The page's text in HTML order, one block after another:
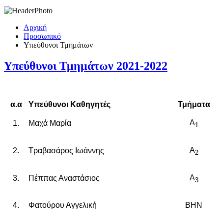
Αρχική
Προσωπικό
Υπεύθυνοι Τμημάτων
Υπεύθυνοι Τμημάτων 2021-2022
α.α Υπεύθυνοι Καθηγητές Τμήματα
1. Μαχά Μαρία Α1
2. Τραβασάρος Ιωάννης Α2
3. Πέππας Αναστάσιος Α3
4. Φατούρου Αγγελική ΒΗΝ